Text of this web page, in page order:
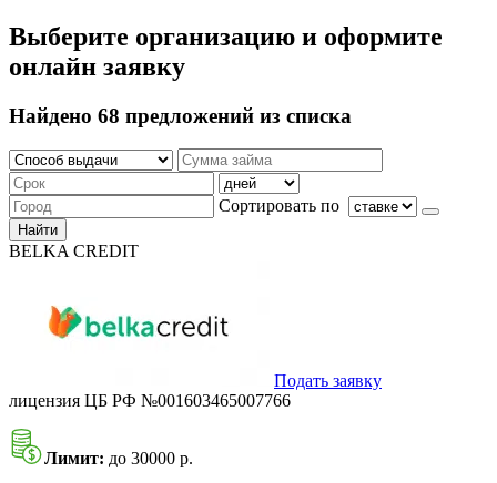
Выберите организацию и оформите
онлайн заявку
Найдено 68 предложений из списка
Сортировать по
Найти
BELKA CREDIT
Подать заявку
лицензия ЦБ РФ №001603465007766
Лимит: до 30000 р.